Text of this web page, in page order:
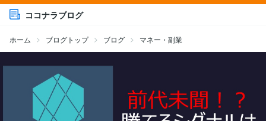
ココナラブログ
ホーム ブログトップ ブログ マネー・副業